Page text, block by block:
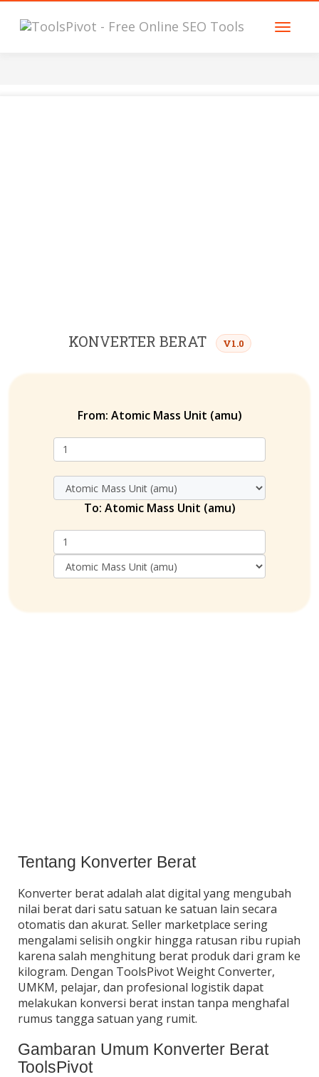
KONVERTER BERAT V1.0
From: Atomic Mass Unit (amu)
To: Atomic Mass Unit (amu)
Tentang Konverter Berat
Konverter berat adalah alat digital yang mengubah
nilai berat dari satu satuan ke satuan lain secara
otomatis dan akurat. Seller marketplace sering
mengalami selisih ongkir hingga ratusan ribu rupiah
karena salah menghitung berat produk dari gram ke
kilogram. Dengan ToolsPivot Weight Converter,
UMKM, pelajar, dan profesional logistik dapat
melakukan konversi berat instan tanpa menghafal
rumus tangga satuan yang rumit.
Gambaran Umum Konverter Berat
ToolsPivot